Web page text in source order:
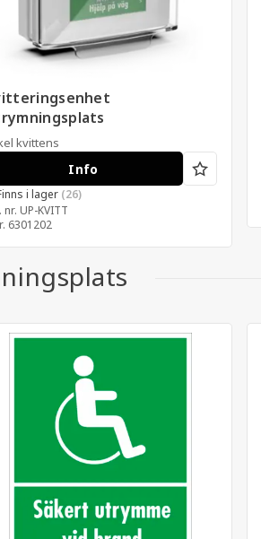
kvittens
Info
Finns i lager (26)
nr. UP-KVITT
6301202